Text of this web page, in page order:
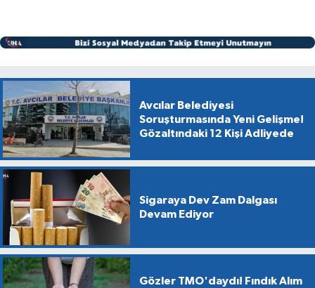
Avcılar Belediyesi
Soruşturmasında Yeni Gelişme!
Gözaltındaki 12 Kişi Adliyede
Sigaraya Dev Zam Dalgası
Devam Ediyor
Gözler TMO'daydı! Fındık Alım